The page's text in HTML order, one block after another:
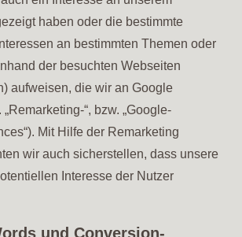
haben oder die bestimmte
an bestimmten Themen oder
der besuchten Webseiten
aufweisen, die wir an Google
“, bzw. „Google-
Mit Hilfe der Remarketing
wir auch sicherstellen, dass unsere
Interesse der Nutzer
und Conversion-